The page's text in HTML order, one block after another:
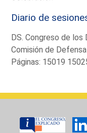
Diario de
DS. Congreso de
Comisión de Defensa
Páginas: 15019